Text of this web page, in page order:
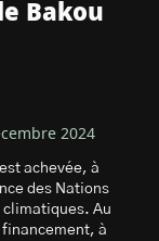
Bakou
2024
achevée, à
des Nations
climatiques. Au
financement, à